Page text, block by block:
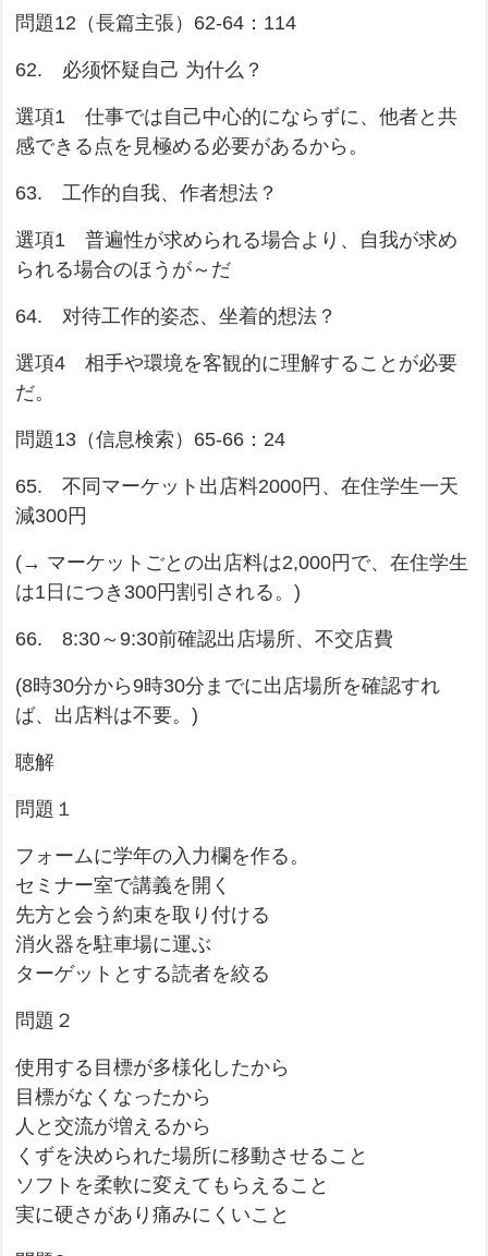
問題12（長篇主張）62-64：114
62. 必须怀疑自己 为什么？
選項1 仕事では自己中心的にならずに、他者と共
感できる点を見極める必要があるから。
63. 工作的自我、作者想法？
選項1 普遍性が求められる場合より、自我が求め
られる場合のほうが～だ
64. 对待工作的姿态、坐着的想法？
選項4 相手や環境を客観的に理解することが必要
だ。
問題13（信息検索）65-66：24
65. 不同マーケット出店料2000円、在住学生一天
減300円
(→ マーケットごとの出店料は2,000円で、在住学生
は1日につき300円割引される。)
66. 8:30～9:30前確認出店場所、不交店費
(8時30分から9時30分までに出店場所を確認すれ
ば、出店料は不要。)
聴解
問題１
フォームに学年の入力欄を作る。
セミナー室で講義を開く
先方と会う約束を取り付ける
消火器を駐車場に運ぶ
ターゲットとする読者を絞る
問題２
使用する目標が多様化したから
目標がなくなったから
人と交流が増えるから
くずを決められた場所に移動させること
ソフトを柔軟に変えてもらえること
実に硬さがあり痛みにくいこと